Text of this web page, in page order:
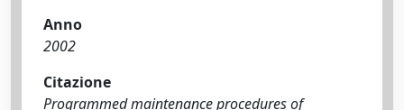
Anno
2002
Citazione
Programmed maintenance procedures of